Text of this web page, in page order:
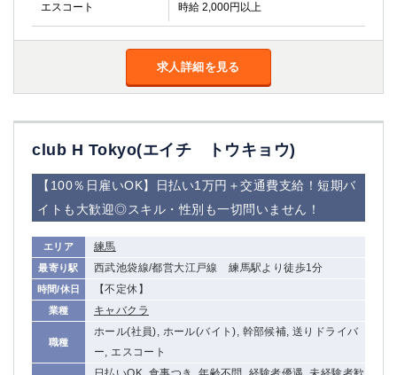
エスコート 時給 2,000円以上
求人詳細を見る
club H Tokyo(エイチ トウキョウ)
【100％日雇いOK】日払い1万円＋交通費支給！短期バ
イトも大歓迎◎スキル・性別も一切問いません！
エリア 練馬
最寄り駅 西武池袋線/都営大江戸線 練馬駅より徒歩1分
時間/休日 【不定休】
業種 キャバクラ
職種
ホール(社員), ホール(バイト), 幹部候補, 送りドライバ
ー, エスコート